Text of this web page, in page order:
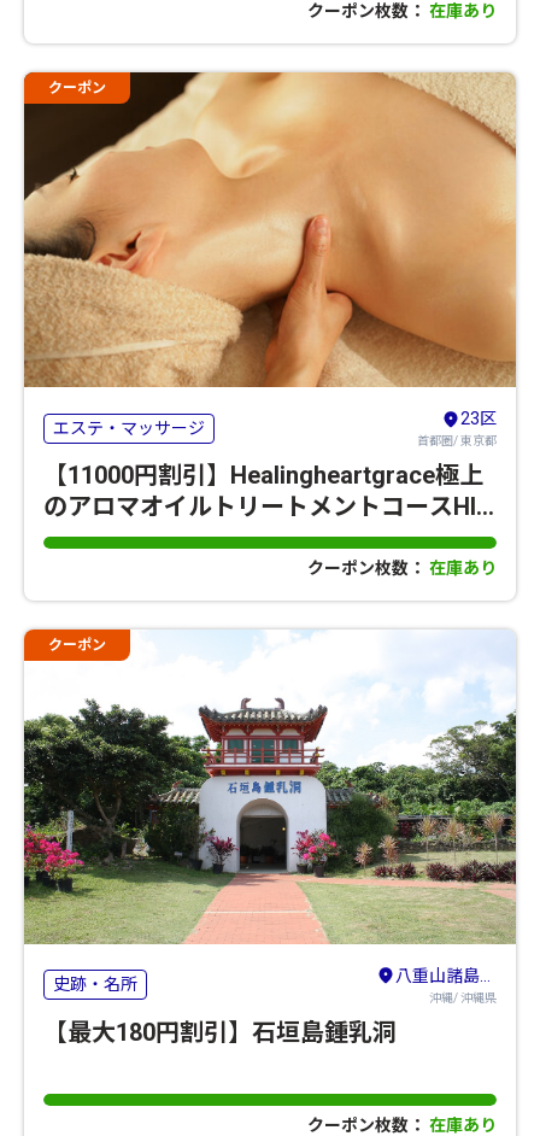
クーポン枚数： 在庫あり
クーポン
エステ・マッサージ 23区
首都圏/ 東京都
【11000円割引】Healingheartgrace極上
のアロマオイルトリートメントコースHIS
限定メニュー
クーポン枚数： 在庫あり
クーポン
史跡・名所 八重山諸島（石垣島・竹富島・与那国島・西表島）
沖縄/ 沖縄県
【最大180円割引】石垣島鍾乳洞
クーポン枚数： 在庫あり